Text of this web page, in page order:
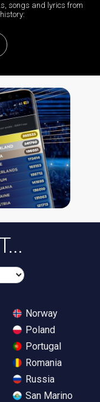
songs and lyrics from
Norway
Poland
Portugal
Romania
Russia
San Marino